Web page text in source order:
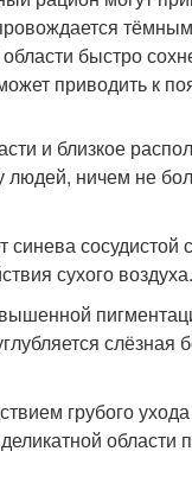
быстро
приводить к
и близкое
людей, ничем не
сосудистой
сухого воздуха.
слёзная
грубого
области